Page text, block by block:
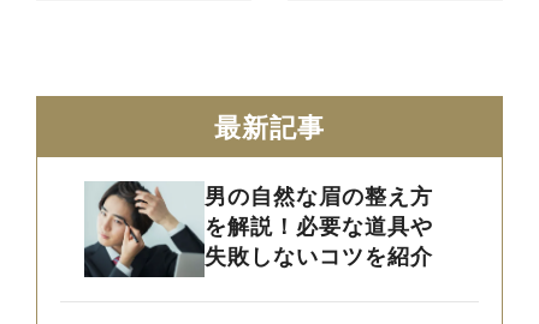
最新記事
男の自然な眉の整え方
を解説！必要な道具や
失敗しないコツを紹介